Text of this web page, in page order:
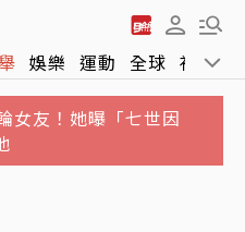
娛樂 運動 全球 社會
女友！她曝「七世因